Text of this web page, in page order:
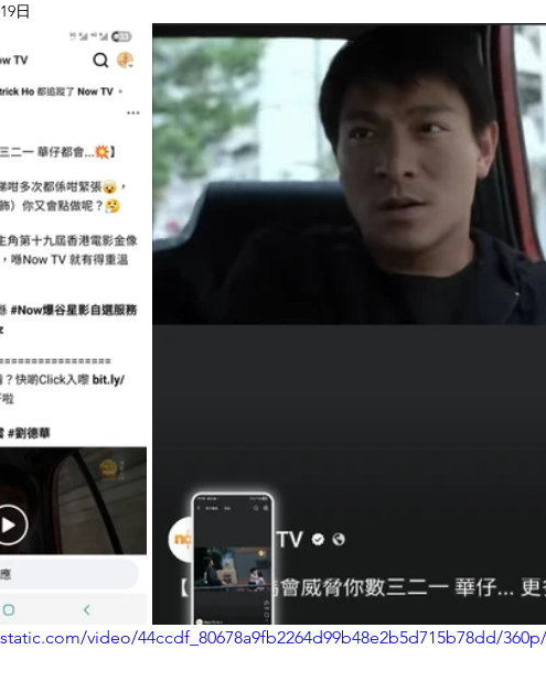
Media | 傳媒 Middle East
日
video/44ccdf_80678a9fb2264d99b48e2b5d715b78dd/